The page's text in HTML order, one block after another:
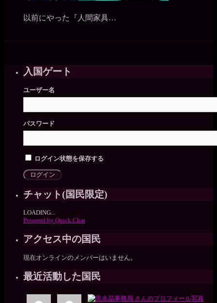
以前にやった『人間家具…
入国ゲート
ユーザー名
パスワード
ログイン状態を保存する
チャット(国民限定)
LOADING...
Powered by Quick Chat
アクセス中の国民
現在オンラインのメンバーはいません。
最近活動した国民